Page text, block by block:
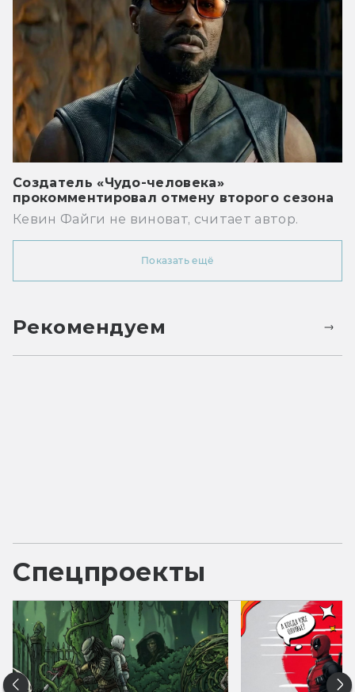
Создатель «Чудо-человека»
прокомментировал отмену второго сезона
Кевин Файги не виноват, считает автор.
Показать ещё
Рекомендуем
Спецпроекты